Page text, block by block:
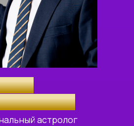
астролог